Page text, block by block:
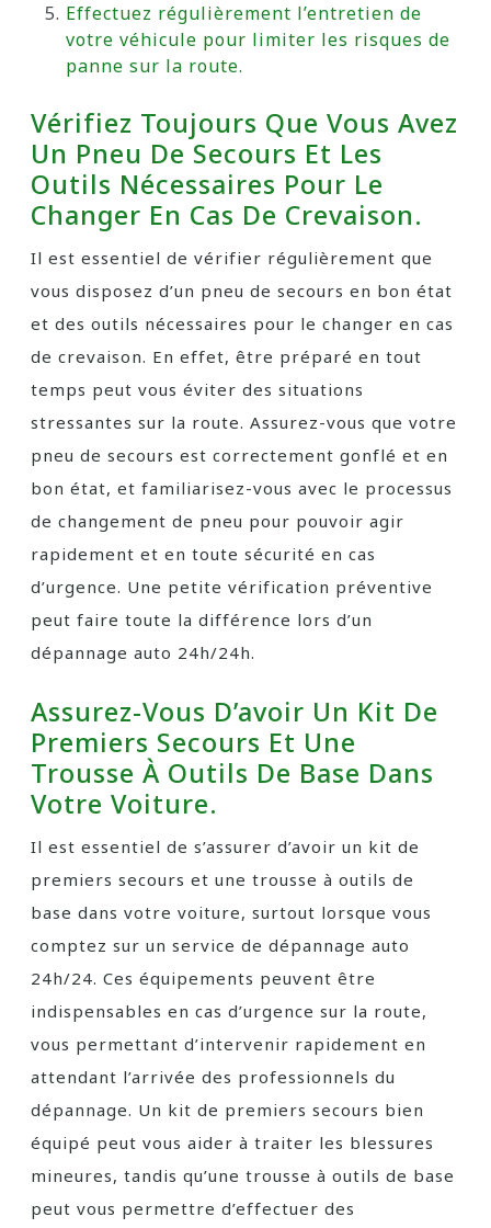
Effectuez régulièrement l’entretien de
votre véhicule pour limiter les risques de
panne sur la route.
Vérifiez Toujours Que Vous Avez
Un Pneu De Secours Et Les
Outils Nécessaires Pour Le
Changer En Cas De Crevaison.
Il est essentiel de vérifier régulièrement que
vous disposez d’un pneu de secours en bon état
et des outils nécessaires pour le changer en cas
de crevaison. En effet, être préparé en tout
temps peut vous éviter des situations
stressantes sur la route. Assurez-vous que votre
pneu de secours est correctement gonflé et en
bon état, et familiarisez-vous avec le processus
de changement de pneu pour pouvoir agir
rapidement et en toute sécurité en cas
d’urgence. Une petite vérification préventive
peut faire toute la différence lors d’un
dépannage auto 24h/24h.
Assurez-Vous D’avoir Un Kit De
Premiers Secours Et Une
Trousse À Outils De Base Dans
Votre Voiture.
Il est essentiel de s’assurer d’avoir un kit de
premiers secours et une trousse à outils de
base dans votre voiture, surtout lorsque vous
comptez sur un service de dépannage auto
24h/24. Ces équipements peuvent être
indispensables en cas d’urgence sur la route,
vous permettant d’intervenir rapidement en
attendant l’arrivée des professionnels du
dépannage. Un kit de premiers secours bien
équipé peut vous aider à traiter les blessures
mineures, tandis qu’une trousse à outils de base
peut vous permettre d’effectuer des